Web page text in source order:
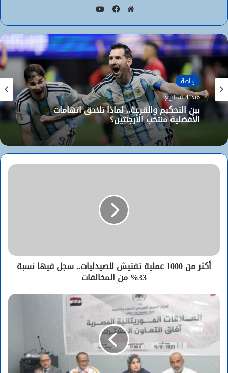
الويب
رياضة
منذ 4 أسابيع
بين التحكيم والقرعة.. لماذا تلاحق اتهامات
رياضة
يوليو 7, 2026
تقدم مصري وريمونتادا أرجنتينة.. 6 أسباب أضاعت
على الفراعنة أكبر مفاجآت مونديال 2026
أكثر من 1000 عملية تفتيش للصيدليات.. سجل فيها نسبة
33% من المخالفات